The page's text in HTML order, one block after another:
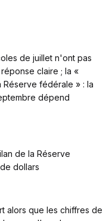
de juillet n'ont pas
claire ; la «
fédérale » : la
dépend
de la Réserve
dollars
alors que les chiffres de